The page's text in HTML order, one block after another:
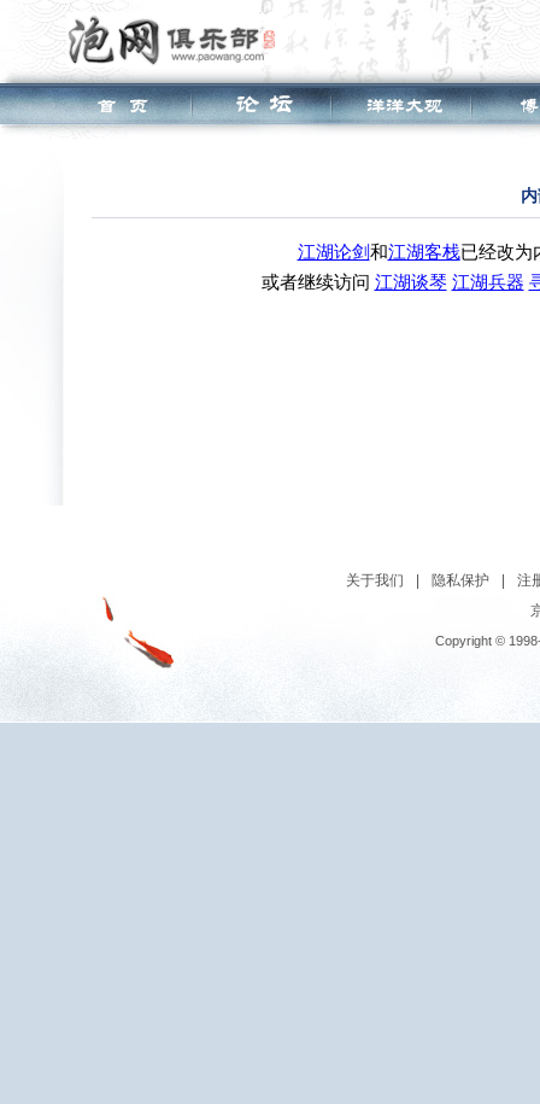
江湖论剑和江湖客栈已经改为
或者继续访问 江湖谈琴 江湖兵器
关于我们 隐私保护
注
Copyright ©